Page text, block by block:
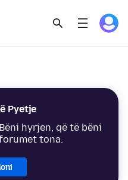
Pyetje
hyrjen, që të bëni
tona.